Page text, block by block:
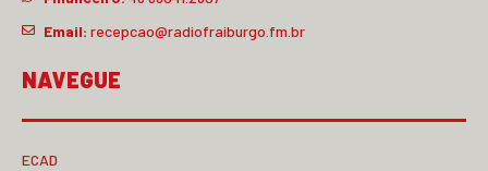
Email: recepcao@radiofraiburgo.fm.br
NAVEGUE
ECAD